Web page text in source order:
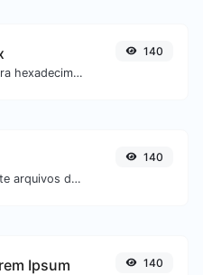
Converta texto para hexadecimal ou vice-versa para qualquer entrada de texto.
140
Converta facilmente arquivos de imagem GIF para JPG.
140
Ipsum 140